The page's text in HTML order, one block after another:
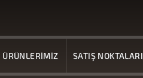
ÜRÜNLERİMİZ SATIŞ NOKTALARI